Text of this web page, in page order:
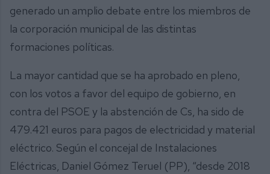
generado un amplio debate entre los miembros de
la corporación municipal de las distintas
formaciones políticas.
La mayor cantidad que se ha aprobado en pleno,
con los votos a favor del equipo de gobierno, en
contra del PSOE y la abstención de Cs, ha sido de
479.421 euros para pagos de electricidad y material
eléctrico. Según el concejal de Instalaciones
Eléctricas, Daniel Gómez Teruel (PP), “desde 2018